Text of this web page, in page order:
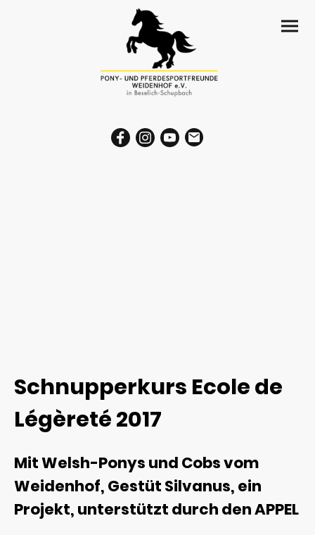
Schnupperkurs Ecole de
Légèreté 2017
Mit Welsh-Ponys und Cobs vom
Weidenhof, Gestüt Silvanus, ein
Projekt, unterstützt durch den APPEL